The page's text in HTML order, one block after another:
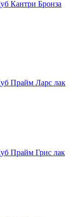
Кантри Бронза
Прайм Ларс лак
Прайм Грис лак